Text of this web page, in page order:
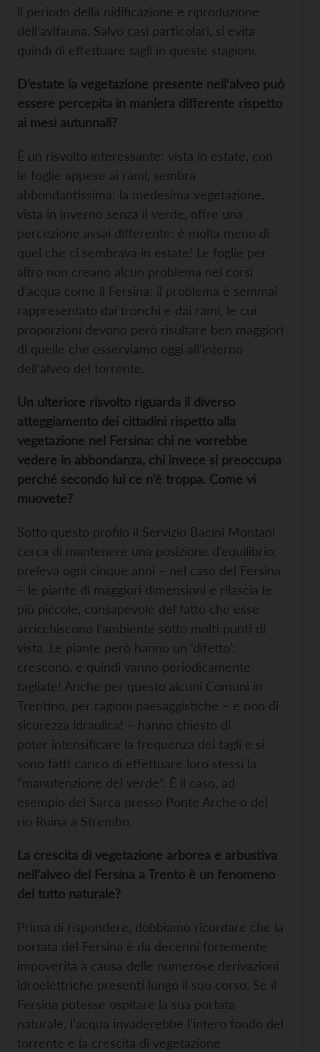
il periodo della nidificazione e riproduzione
dell’avifauna. Salvo casi particolari, si evita
quindi di effettuare tagli in queste stagioni.
D’estate la vegetazione presente nell’alveo può
essere percepita in maniera differente rispetto
ai mesi autunnali?
È un risvolto interessante: vista in estate, con
le foglie appese ai rami, sembra
abbondantissima; la medesima vegetazione,
vista in inverno senza il verde, offre una
percezione assai differente: è molta meno di
quel che ci sembrava in estate! Le foglie per
altro non creano alcun problema nei corsi
d’acqua come il Fersina; il problema è semmai
rappresentato dai tronchi e dai rami, le cui
proporzioni devono però risultare ben maggiori
di quelle che osserviamo oggi all’interno
dell’alveo del torrente.
Un ulteriore risvolto riguarda il diverso
atteggiamento dei cittadini rispetto alla
vegetazione nel Fersina: chi ne vorrebbe
vedere in abbondanza, chi invece si preoccupa
perché secondo lui ce n’è troppa. Come vi
muovete?
Sotto questo profilo il Servizio Bacini Montani
cerca di mantenere una posizione d’equilibrio:
preleva ogni cinque anni – nel caso del Fersina
– le piante di maggiori dimensioni e rilascia le
più piccole, consapevole del fatto che esse
arricchiscono l’ambiente sotto molti punti di
vista. Le piante però hanno un ‘difetto’:
crescono, e quindi vanno periodicamente
tagliate! Anche per questo alcuni Comuni in
Trentino, per ragioni paesaggistiche – e non di
sicurezza idraulica! – hanno chiesto di
poter intensificare la frequenza dei tagli e si
sono fatti carico di effettuare loro stessi la
“manutenzione del verde”. È il caso, ad
esempio del Sarca presso Ponte Arche o del
rio Ruìna a Strembo.
La crescita di vegetazione arborea e arbustiva
nell’alveo del Fersina a Trento è un fenomeno
del tutto naturale?
Prima di rispondere, dobbiamo ricordare che la
portata del Fersina è da decenni fortemente
impoverita a causa delle numerose derivazioni
idroelettriche presenti lungo il suo corso. Se il
Fersina potesse ospitare la sua portata
naturale, l’acqua invaderebbe l’intero fondo del
torrente e la crescita di vegetazione